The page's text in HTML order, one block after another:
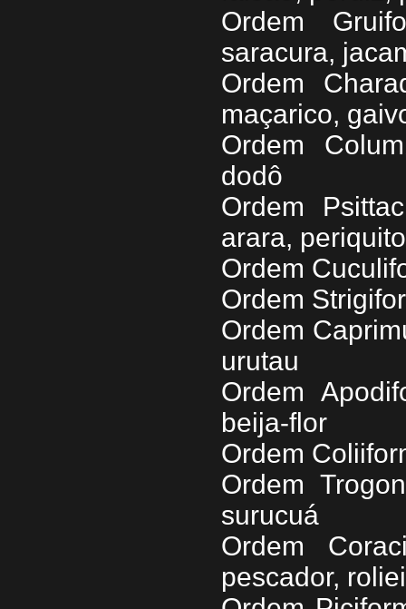
Ordem
saracura,
Ordem
maçarico,
Ordem
dodô
Ordem
arara,
Ordem
Ordem
Ordem
urutau
Ordem
beija-flor
Ordem
Ordem
surucuá
Ordem
pescador,